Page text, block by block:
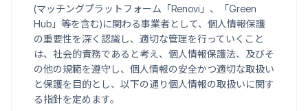
(マッチングプラットフォーム「Renovi」、「Green
Hub」等を含む)に関わる事業者として、個人情報保護
の重要性を深く認識し、適切な管理を行っていくこと
は、社会的責務であると考え、個人情報保護法、及びそ
の他の規範を遵守し、個人情報の安全かつ適切な取扱い
と保護を目的とし、以下の通り個人情報の取扱いに関す
る指針を定めます。